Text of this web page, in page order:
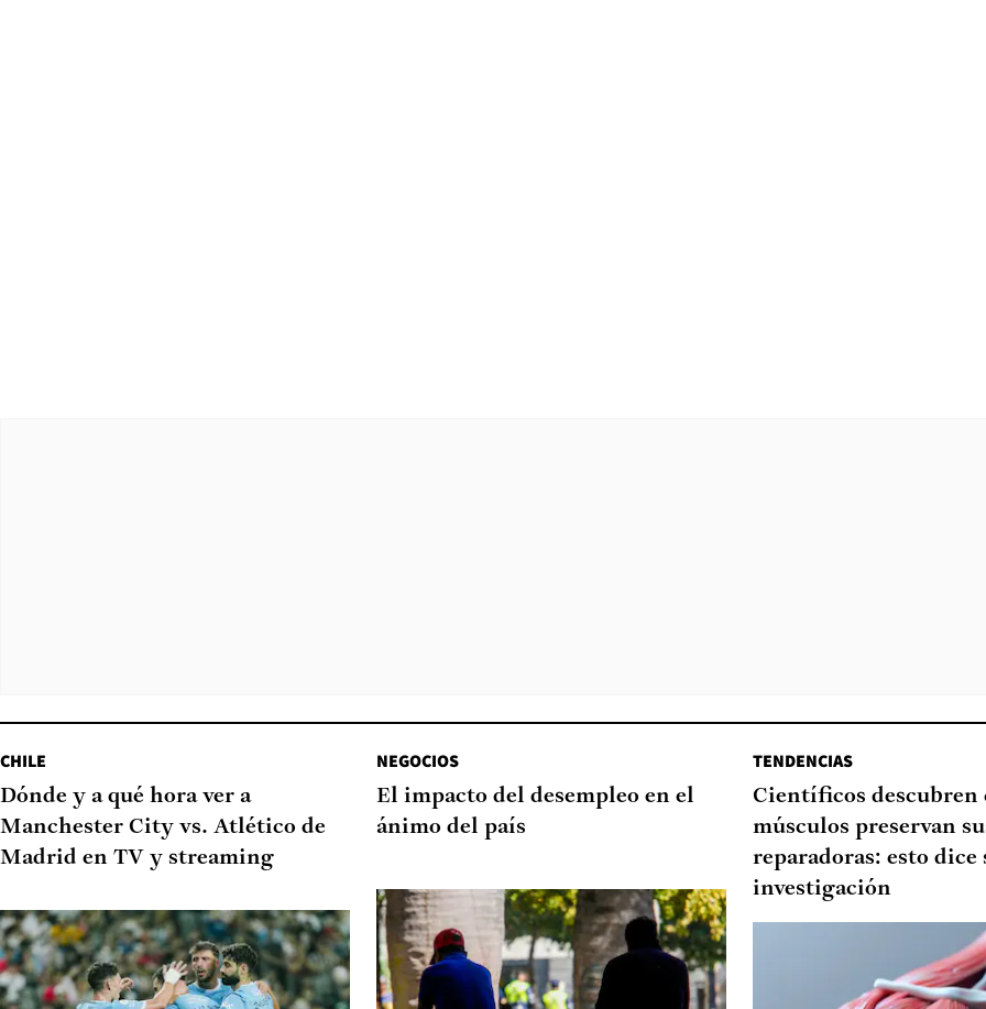
CHILE
Dónde y a qué hora ver a
Manchester City vs. Atlético de
Madrid en TV y streaming
NEGOCIOS
El impacto del desempleo en el
ánimo del país
TENDENCIAS
Científicos descubren
músculos preservan
reparadoras: esto dice
investigación